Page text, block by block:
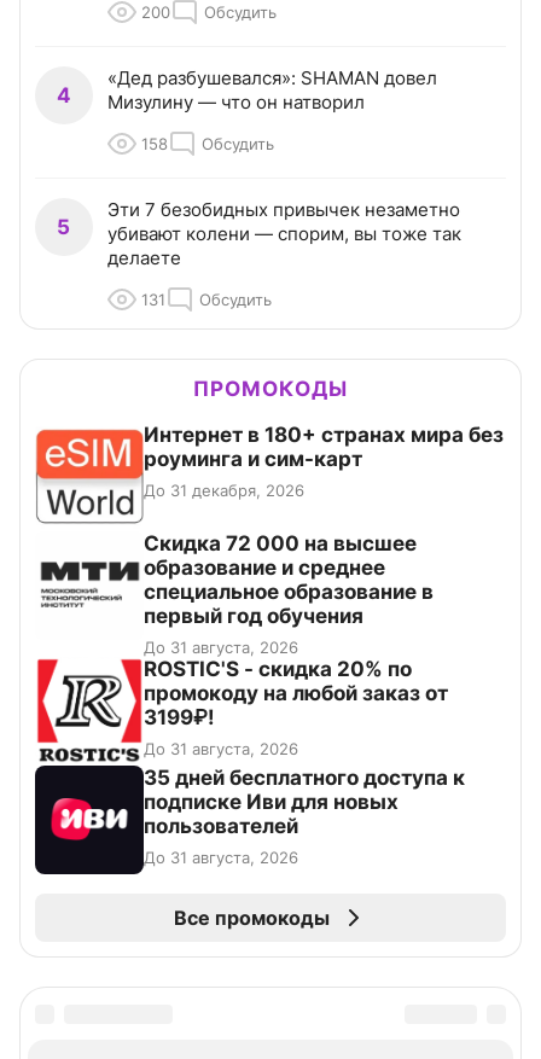
200 Обсудить
4
«Дед разбушевался»: SHAMAN довел
Мизулину — что он натворил
158 Обсудить
5
Эти 7 безобидных привычек незаметно
убивают колени — спорим, вы тоже так
делаете
131 Обсудить
ПРОМОКОДЫ
Интернет в 180+ странах мира без
роуминга и сим-карт
До 31 декабря, 2026
Скидка 72 000 на высшее
образование и среднее
специальное образование в
первый год обучения
До 31 августа, 2026
ROSTIC'S - скидка 20% по
промокоду на любой заказ от
3199₽!
До 31 августа, 2026
35 дней бесплатного доступа к
подписке Иви для новых
пользователей
До 31 августа, 2026
Все промокоды